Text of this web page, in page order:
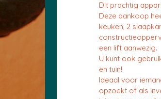
Dit prachtig
Deze aankoop
keuken, 2
een lift aanwezig.
U kunt ook
en tuin!
Ideaal voor
opzoekt of als